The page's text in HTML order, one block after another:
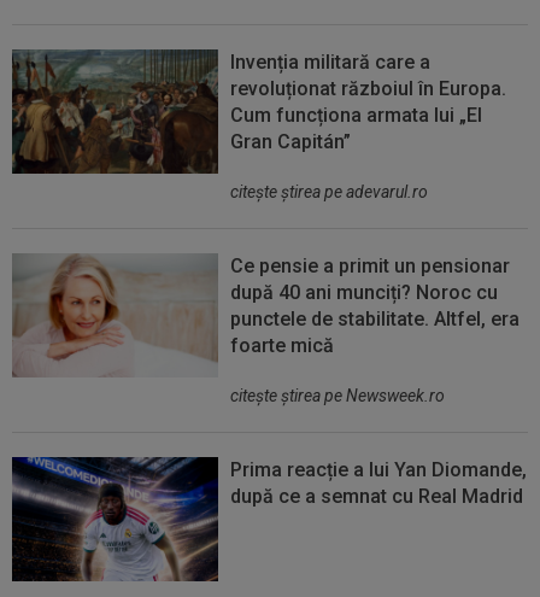
Invenția militară care a
revoluționat războiul în Europa.
Cum funcționa armata lui „El
Gran Capitán”
citeşte ştirea pe adevarul.ro
Ce pensie a primit un pensionar
după 40 ani munciți? Noroc cu
punctele de stabilitate. Altfel, era
foarte mică
citeşte ştirea pe Newsweek.ro
Prima reacție a lui Yan Diomande,
după ce a semnat cu Real Madrid